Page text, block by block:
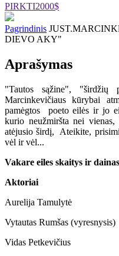
PIRKTI2000$
Pagrindinis
DIEVO AKY"
Aprašymas
"Tautos sąžine",
Marcinkevičiaus kūrybai
pamėgtos poeto eilės ir jo
kurio neužmiršta nei
atėjusio širdį, Ateikite,
vėl ir vėl...
Vakare eiles skaitys ir
Aktoriai
Aurelija Tamulytė
Vytautas Rumšas (vyresnysis)
Vidas Petkevičius